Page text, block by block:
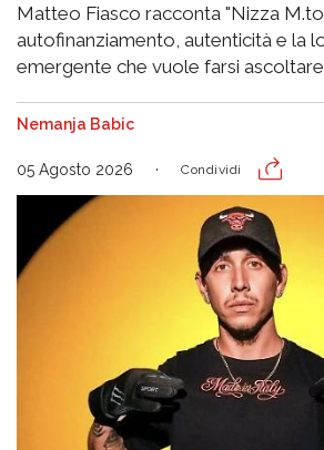
Matteo Fiasco racconta "Nizza
autofinanziamento, autenticità e la
emergente che vuole farsi ascoltare
Nemanja Babic
05 Agosto 2026 Condividi